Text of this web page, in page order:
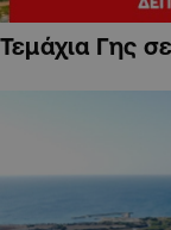
Τεμάχια Γης